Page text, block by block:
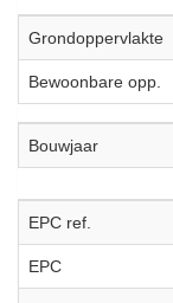
Grondoppervlakte
Bewoonbare opp.
Bouwjaar
EPC ref.
EPC